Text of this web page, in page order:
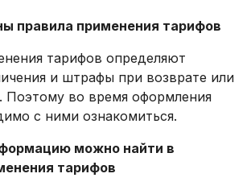
правила применения тарифов
тарифов определяют
и штрафы при возврате или
Поэтому во время оформления
с ними ознакомиться.
можно найти в
тарифов